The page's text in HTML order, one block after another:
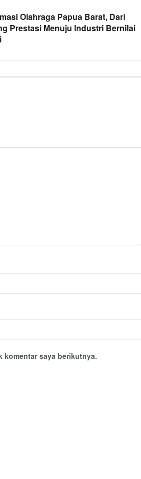
Olahraga Papua Barat, Dari
Prestasi Menuju Industri Bernilai
komentar saya berikutnya.